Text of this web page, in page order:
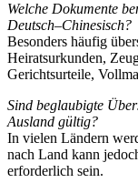
Welche Dokumente
Deutsch–Chinesisch?
Besonders häufig
Heiratsurkunden,
Gerichtsurteile,
Sind beglaubigte
Ausland gültig?
In vielen Ländern
nach Land kann
erforderlich sein.